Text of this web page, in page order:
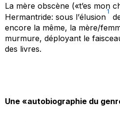
La mère obscène («t’es mon
Hermantride: sous l’élusion
1
encore la même, la mère/
murmure, déployant le
des livres.
Une «autobiographie du